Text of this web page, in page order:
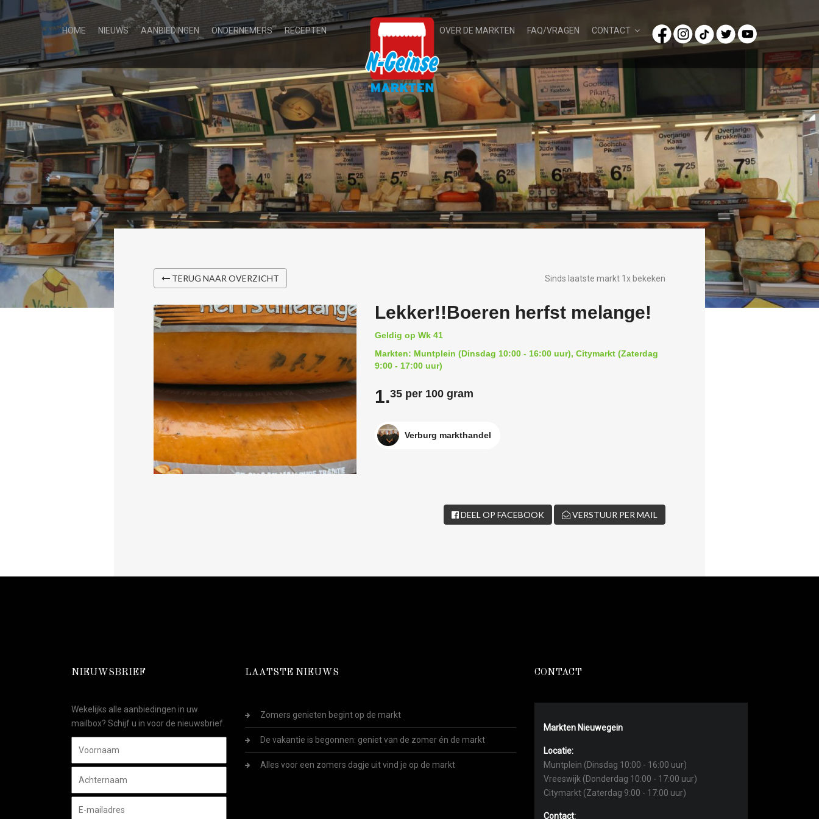
HOME NIEUWS AANBIEDINGEN ONDERNEMERS RECEPTEN OVER DE MARKTEN FAQ/VRAGEN CONTACT
TERUG NAAR OVERZICHT Sinds laatste markt 1x bekeken
Lekker!!Boeren herfst melange!
Geldig op Wk 41
Markten: Muntplein (Dinsdag 10:00 - 16:00 uur), Citymarkt (Zaterdag
9:00 - 17:00 uur)
1.35 per 100 gram
Verburg markthandel
DEEL OP FACEBOOK VERSTUUR PER MAIL
NIEUWSBRIEF
Wekelijks alle aanbiedingen in uw
mailbox? Schijf u in voor de nieuwsbrief.
LAATSTE NIEUWS
Zomers genieten begint op de markt
De vakantie is begonnen: geniet van de zomer én de markt
Alles voor een zomers dagje uit vind je op de markt
CONTACT
Markten Nieuwegein
Locatie:
Muntplein (Dinsdag 10:00 - 16:00 uur)
Vreeswijk (Donderdag 10:00 - 17:00 uur)
Citymarkt (Zaterdag 9:00 - 17:00 uur)
Contact: